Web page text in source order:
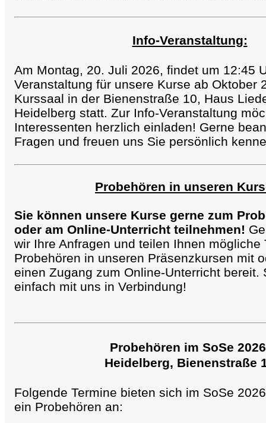
Info-Veranstaltung:
Am Montag, 20. Juli 2026, findet um 12:45
Veranstaltung für unsere Kurse ab Oktober
Kurssaal in der Bienenstraße 10, Haus
Heidelberg statt. Zur Info-Veranstaltung
Interessenten herzlich einladen! Gerne
Fragen und freuen uns Sie persönlich
Probehören in unseren
Sie können unsere Kurse gerne zum
oder am Online-Unterricht teilnehmen!
wir Ihre Anfragen und teilen Ihnen mögliche
Probehören in unseren Präsenzkursen mit
einen Zugang zum Online-Unterricht bereit.
einfach mit uns in Verbindung!
Probehören im SoSe
Heidelberg, Bienenstraße
Folgende Termine bieten sich im SoSe
ein Probehören an: